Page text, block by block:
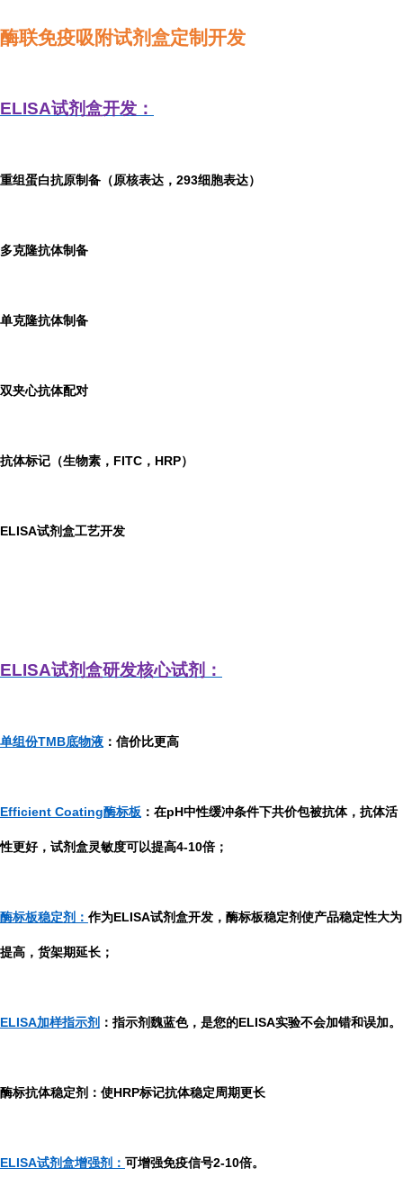
酶联免疫吸附试剂盒定制开发
ELISA试剂盒开发：
重组蛋白抗原制备（原核表达，293细胞表达）
多克隆抗体制备
单克隆抗体制备
双夹心抗体配对
抗体标记（生物素，FITC，HRP）
ELISA试剂盒工艺开发
ELISA试剂盒研发核心试剂：
单组份TMB底物液 ：信价比更高
Efficient Coating酶标板 ：在pH中性缓冲条件下共价包被抗体，抗体活
性更好，试剂盒灵敏度可以提高4-10倍；
酶标板稳定剂： 作为ELISA试剂盒开发，酶标板稳定剂使产品稳定性大为
提高，货架期延长；
ELISA加样指示剂 ：指示剂魏蓝色，是您的ELISA实验不会加错和误加。
酶标抗体稳定剂：使HRP标记抗体稳定周期更长
ELISA试剂盒增强剂： 可增强免疫信号2-10倍。